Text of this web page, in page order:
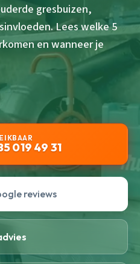
gresbuizen,
Lees welke 5
en wanneer je
019 49 31
reviews